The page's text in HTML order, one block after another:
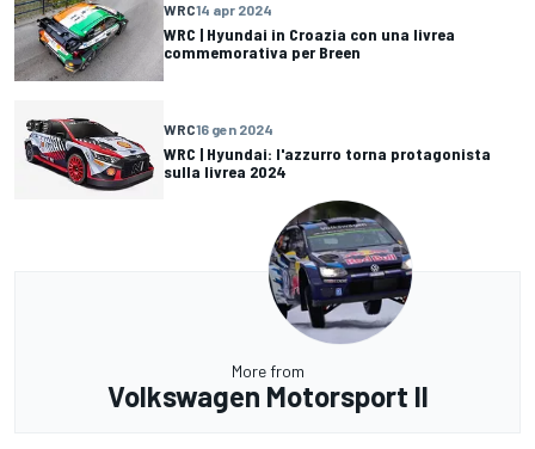
WRC14 apr 2024
WRC | Hyundai in Croazia con una livrea
commemorativa per Breen
WRC16 gen 2024
WRC | Hyundai: l'azzurro torna protagonista
sulla livrea 2024
More from
Volkswagen Motorsport II